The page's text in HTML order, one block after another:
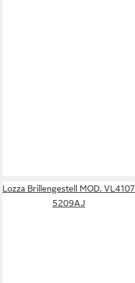
Lozza Brillengestell MOD. VL4107
5209AJ